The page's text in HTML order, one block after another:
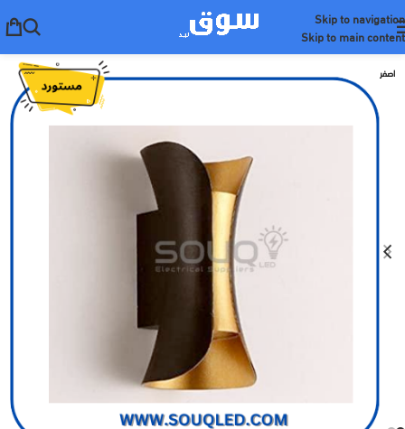
Skip to navigation
Skip to main content
اصفر